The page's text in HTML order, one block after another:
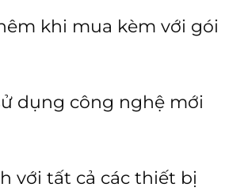
khi mua kèm với gói
dụng công nghệ mới
với tất cả các thiết bị